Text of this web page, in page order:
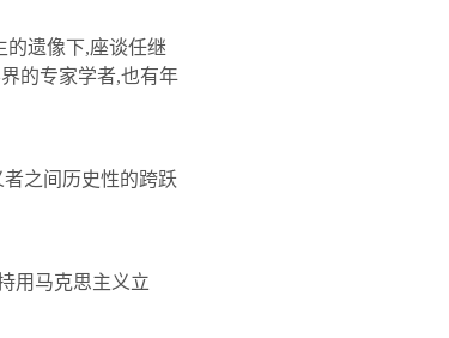
的遗像下,座谈任继
的专家学者,也有年
之间历史性的跨跃
用马克思主义立